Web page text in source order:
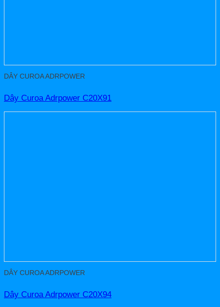
DÂY CUROA ADRPOWER
Dây Curoa Adrpower C20X91
DÂY CUROA ADRPOWER
Dây Curoa Adrpower C20X94